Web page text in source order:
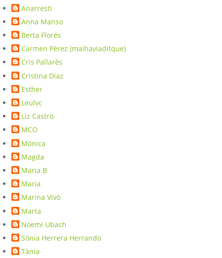
Anarresti
Anna Manso
Berta Florés
Carmen Pérez (maihaviaditque)
Cris Pallarès
Cristina Díaz
Esther
Leulvc
Liz Castro
MCO
Mònica
Magda
Maria B
Maria
Marina Vivó
Marta
Noemí Ubach
Sònia Herrera Herrando
Tània